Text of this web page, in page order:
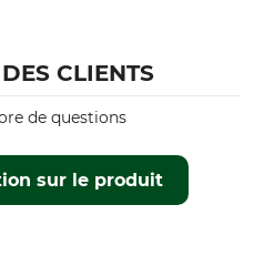
CLIENTS
sur le produit
de questions